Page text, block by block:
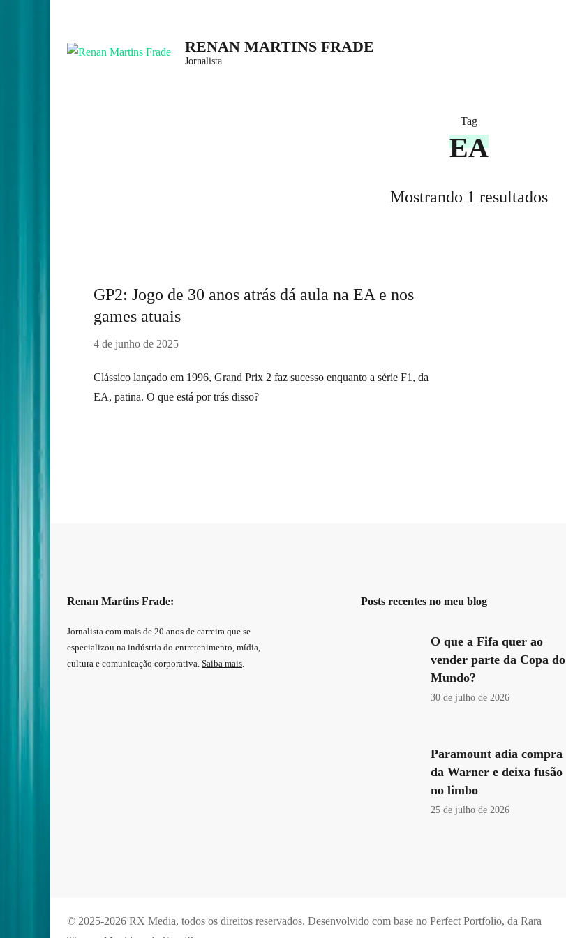
content
RENAN MARTINS FRADE
Jornalista
Tag
EA
Mostrando 1 resultados
GP2: Jogo de 30 anos atrás dá aula na EA e nos
games atuais
4 de junho de 2025
Clássico lançado em 1996, Grand Prix 2 faz sucesso enquanto a série F1, da
EA, patina. O que está por trás disso?
Renan Martins Frade:
Jornalista com mais de 20 anos de carreira que se
especializou na indústria do entretenimento, mídia,
cultura e comunicação corporativa. Saiba mais.
Posts recentes no meu blog
O que a Fifa quer ao
vender parte da Copa do
Mundo?
30 de julho de 2026
Paramount adia compra
da Warner e deixa fusão
no limbo
25 de julho de 2026
© 2025-2026 RX Media, todos os direitos reservados. Desenvolvido com base no Perfect Portfolio, da Rara